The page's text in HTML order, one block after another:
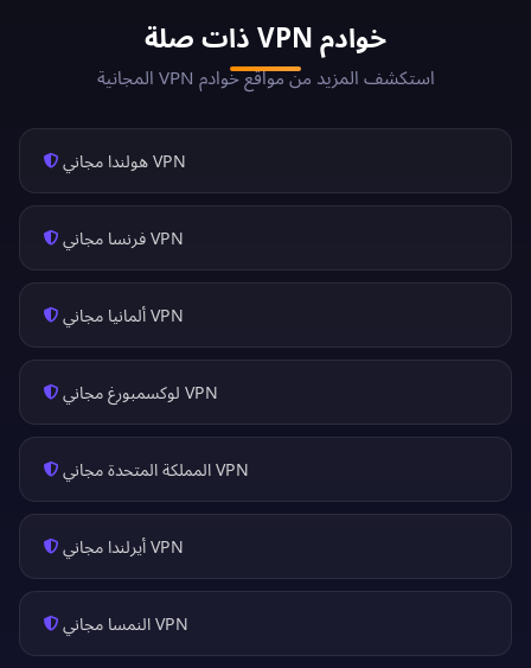
خوادم VPN ذات صلة
استكشف المزيد من مواقع خوادم VPN المجانية
VPN هولندا مجاني
VPN فرنسا مجاني
VPN ألمانيا مجاني
VPN لوكسمبورغ مجاني
VPN المملكة المتحدة مجاني
VPN أيرلندا مجاني
VPN النمسا مجاني